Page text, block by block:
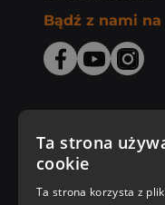
Bądź z nami
Zakupy u nas
Ta strona
cookie
Ta strona korzysta z